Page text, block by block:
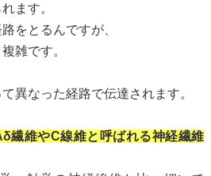
ます。
をとるんですが、
雑です。
異なった経路で伝達されます。
繊維やC線維と呼ばれる神経繊維